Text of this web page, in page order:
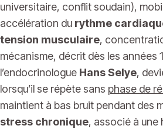
universitaire, conflit soudain),
accélération du rythme
tension musculaire,
mécanisme, décrit dès les années
l’endocrinologue Hans Selye,
lorsqu’il se répète sans phase de
maintient à bas bruit pendant des
stress chronique, associé à une